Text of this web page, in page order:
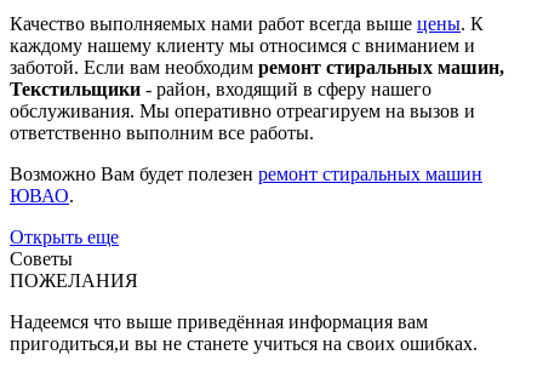
Качество выполняемых нами работ всегда выше цены. К
каждому нашему клиенту мы относимся с вниманием и
заботой. Если вам необходим ремонт стиральных машин,
Текстильщики - район, входящий в сферу нашего
обслуживания. Мы оперативно отреагируем на вызов и
ответственно выполним все работы.
Возможно Вам будет полезен ремонт стиральных машин
ЮВАО.
Открыть еще
Советы
ПОЖЕЛАНИЯ
Надеемся что выше приведённая информация вам
пригодиться,и вы не станете учиться на своих ошибках.